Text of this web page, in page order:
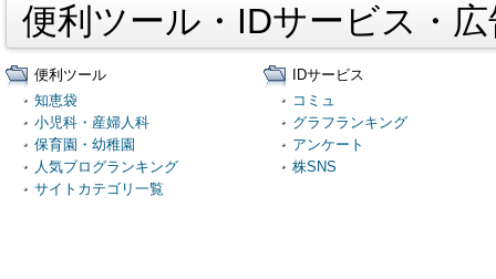
便利ツール・IDサービス・
便利ツール
知恵袋
小児科・産婦人科
保育園・幼稚園
人気ブログランキング
サイトカテゴリ一覧
IDサービス
コミュ
グラフランキング
アンケート
株SNS